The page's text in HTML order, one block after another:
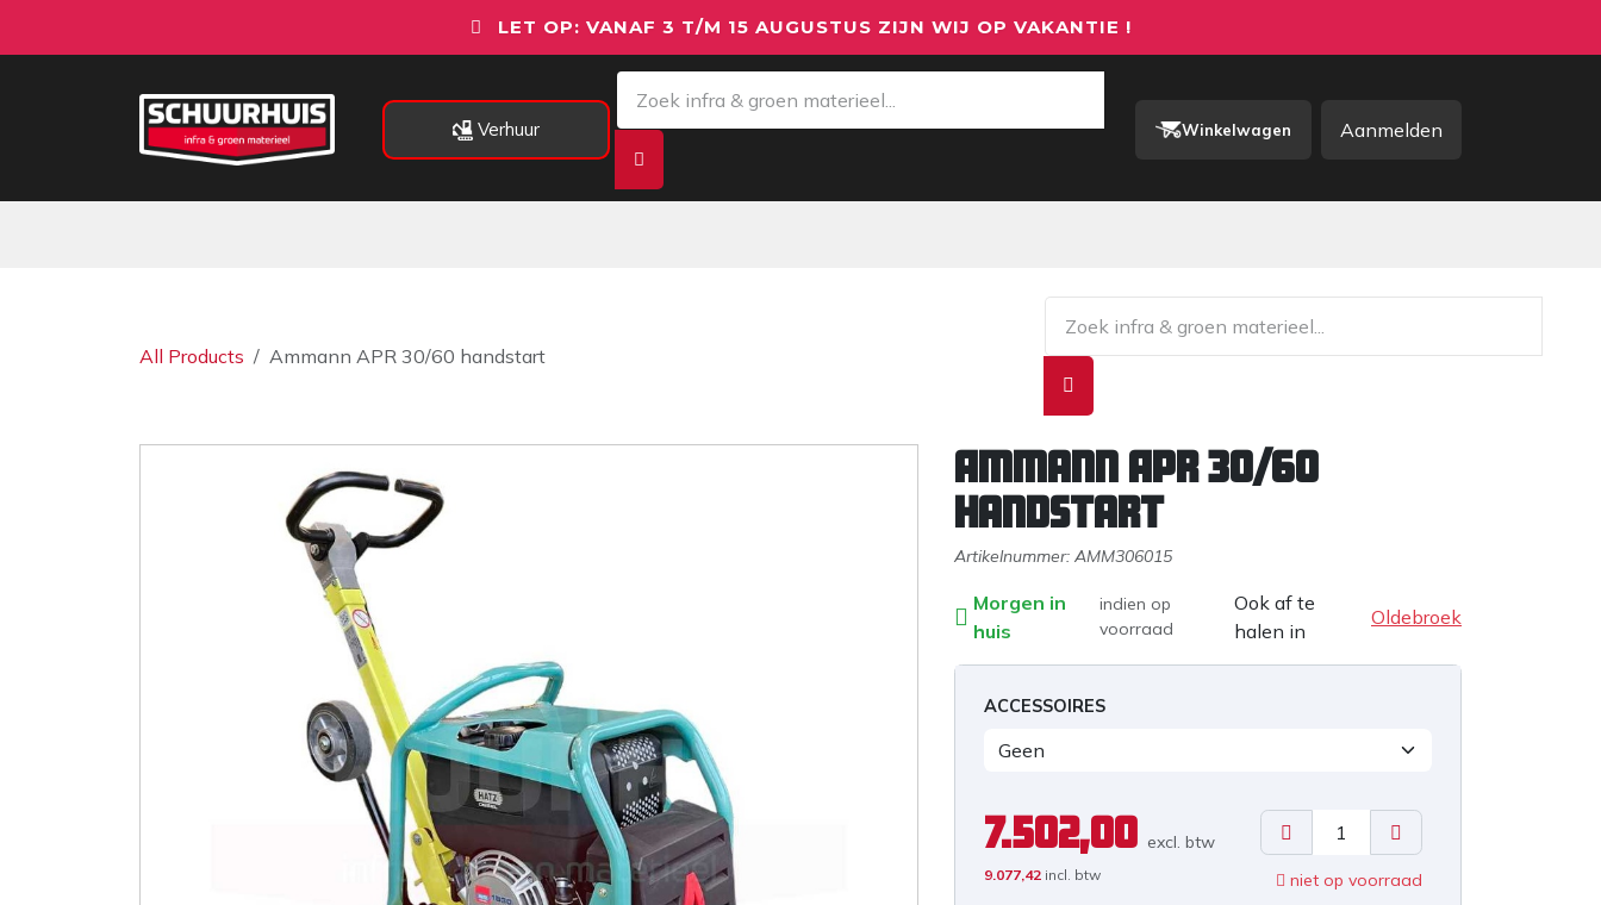
LET OP: VANAF 3 T/M 15 AUGUSTUS ZIJN WIJ OP VAKANTIE !
Verhuur Winkelwagen Aanmelden
All Products Ammann APR 30/60 handstart
Ammann APR 30/60
handstart
Artikelnummer: AMM306015
Morgen in
huis
indien op
voorraad
Ook af te
halen in
Oldebroek
ACCESSOIRES
7.502,00 excl. btw
9.077,42 incl. btw niet op voorraad